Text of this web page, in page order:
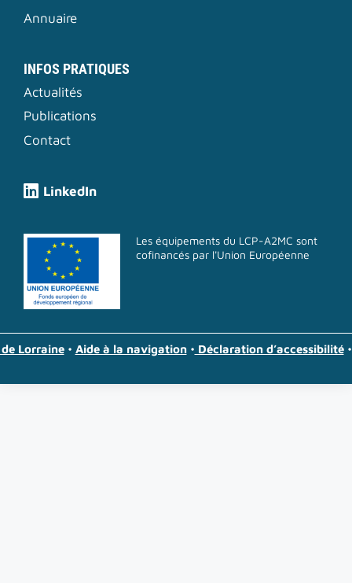
Annuaire
INFOS PRATIQUES
Actualités
Publications
Contact
LinkedIn
Les équipements du LCP-A2MC sont
cofinancés par l'Union Européenne
Lorraine• Aide à la navigation• Déclaration d’accessibilité